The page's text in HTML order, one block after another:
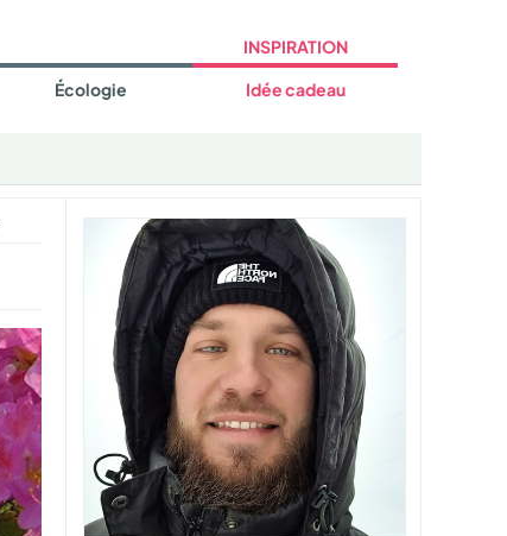
Écologie
INSPIRATION
Idée cadeau